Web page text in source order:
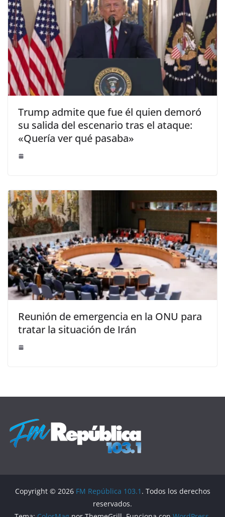
Trump admite que fue él quien demoró
su salida del escenario tras el ataque:
«Quería ver qué pasaba»
Reunión de emergencia en la ONU para
tratar la situación de Irán
Copyright © 2026 FM República 103.1 . Todos los derechos
reservados.